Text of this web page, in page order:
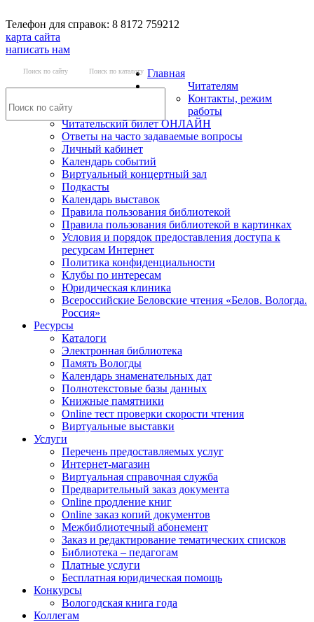
Телефон для справок: 8 8172 759212
карта сайта
написать нам
Поиск по сайту Поиск по каталогу Главная
Читателям
Контакты, режим
работы
Читательский билет ОНЛАЙН
Ответы на часто задаваемые вопросы
Личный кабинет
Календарь событий
Виртуальный концертный зал
Подкасты
Календарь выставок
Правила пользования библиотекой
Правила пользования библиотекой в картинках
Условия и порядок предоставления доступа к
ресурсам Интернет
Политика конфиденциальности
Клубы по интересам
Юридическая клиника
Всероссийские Беловские чтения «Белов. Вологда.
Россия»
Ресурсы
Каталоги
Электронная библиотека
Память Вологды
Календарь знаменательных дат
Полнотекстовые базы данных
Книжные памятники
Online тест проверки скорости чтения
Виртуальные выставки
Услуги
Перечень предоставляемых услуг
Интернет-магазин
Виртуальная справочная служба
Предварительный заказ документа
Online продление книг
Online заказ копий документов
Межбиблиотечный абонемент
Заказ и редактирование тематических списков
Библиотека – педагогам
Платные услуги
Бесплатная юридическая помощь
Конкурсы
Вологодская книга года
Коллегам